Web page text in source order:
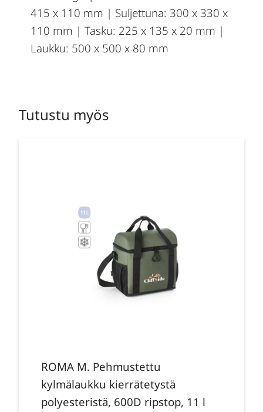
415 x 110 mm | Suljettuna: 300 x 330 x
110 mm | Tasku: 225 x 135 x 20 mm |
Laukku: 500 x 500 x 80 mm
Tutustu myös
ROMA M. Pehmustettu
kylmälaukku kierrätetystä
polyesteristä, 600D ripstop, 11 l